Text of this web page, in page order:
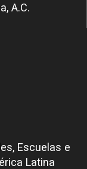
A.C.
Escuelas e
Latina